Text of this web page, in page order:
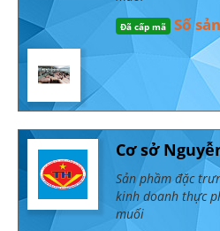
Đã cấp mã Số
Cơ sở
Sản phầm đặc
kinh doanh thực
muối